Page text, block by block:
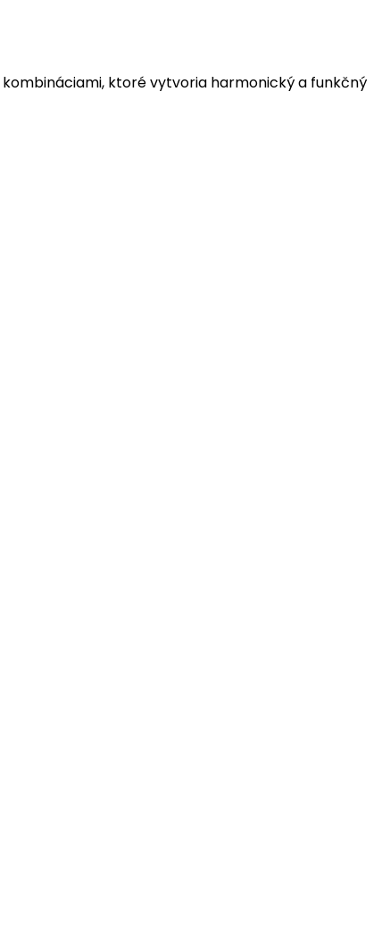
ktoré vytvoria harmonický a funkčný